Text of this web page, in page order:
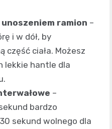
ramion –
i w dół, by
część ciała. Możesz
lekkie hantle dla
–
bardzo
sekund wolnego dla